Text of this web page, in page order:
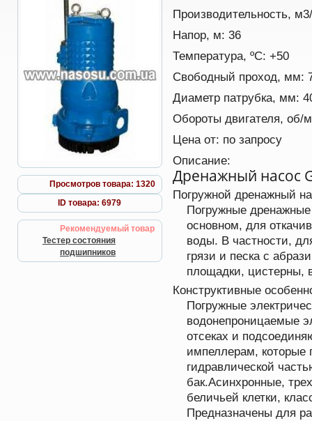
Просмотров товара: 1320
ID товара: 6979
Рекомендуемый товар
Тестер состояния
подшипников
Производительность,
Напор, м: 36
Температура, ºС: +50
Свободный проход, мм:
Диаметр патрубка, мм:
Обороты двигателя, об/
Цена от: по запросу
Описание:
Дренажный насос
Погружной дренажный
Погружные
основном, для
воды. В частности,
грязи и песка с
площадки, цистерны,
Конструктивные
Погружные
водонепроницаемые
отсеках и
импеллерам, которые
гидравлической
бак.Асинхронные,
беличьей клетки,
Предназначены для